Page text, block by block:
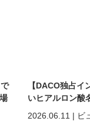
【DACO独占
いヒアルロン酸
しくなる」だ
めの美容医療
2026.06.11 | ビ